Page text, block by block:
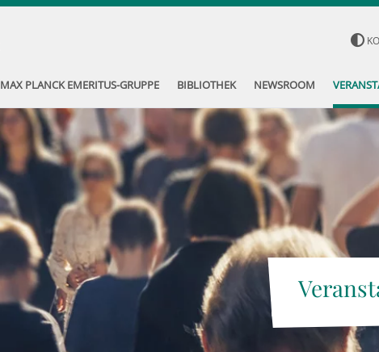
MAX PLANCK EMERITUS-GRUPPE BIBLIOTHEK NEWSROOM